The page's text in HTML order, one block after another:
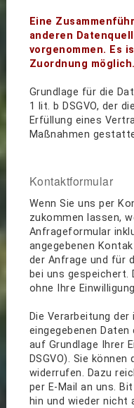
Eine
anderen
vorgenommen. Es
Zuordnung möglich.
Grundlage für die
1 lit. b DSGVO, der
Erfüllung eines
Maßnahmen
Kontaktformular
Wenn Sie uns per
zukommen lassen,
Anfrageformular
angegebenen
der Anfrage und für
bei uns gespeichert.
ohne Ihre
Die Verarbeitung
eingegebenen
auf Grundlage Ihrer
DSGVO). Sie
widerrufen. Dazu
per E-Mail an uns.
hin und wieder nicht